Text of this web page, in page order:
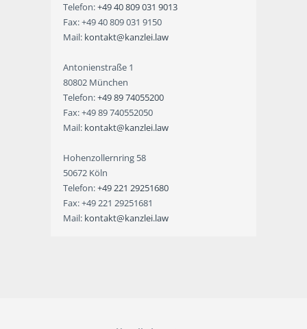
Telefon:+49 40 809 031 9013
Fax: +49 40 809 031 9150
Mail: kontakt@kanzlei.law
Antonienstraße 1
80802 München
Telefon:+49 89 74055200
Fax: +49 89 740552050
Mail: kontakt@kanzlei.law
Hohenzollernring 58
50672 Köln
Telefon:+49 221 29251680
Fax: +49 221 29251681
Mail: kontakt@kanzlei.law